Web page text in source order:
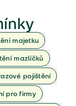
majetku
mazlíčků
pojištění
pro firmy